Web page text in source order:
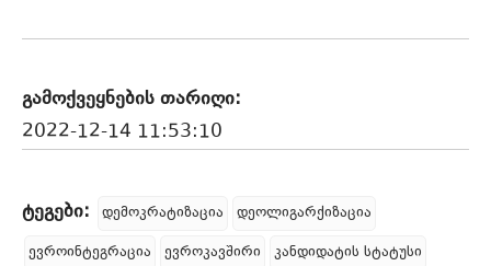
გამოქვეყნების თარიღი:
2022-12-14 11:53:10
ტეგები: დემოკრატიზაცია
დეოლიგარქიზაცია
ევროინტეგრაცია
ევროკავშირი
კანდიდატის სტატუსი